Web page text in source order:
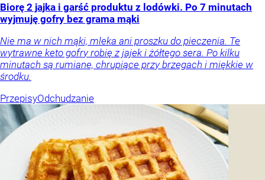
Biorę 2 jajka i garść produktu z lodówki. Po 7 minutach
wyjmuję gofry bez grama mąki
Nie ma w nich mąki, mleka ani proszku do pieczenia. Te
wytrawne keto gofry robię z jajek i żółtego sera. Po kilku
minutach są rumiane, chrupiące przy brzegach i miękkie w
środku.
PrzepisyOdchudzanie